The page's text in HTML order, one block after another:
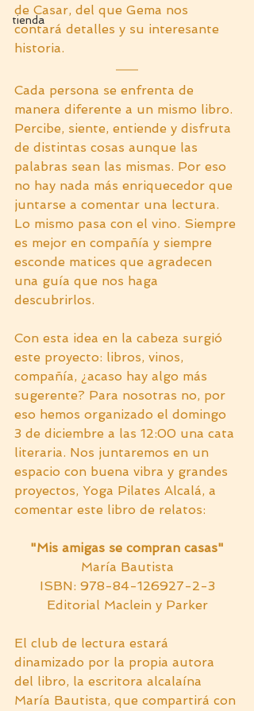
tienda
de Casar, del que Gema nos
contará detalles y su interesante
historia.
Cada persona se enfrenta de
manera diferente a un mismo libro.
Percibe, siente, entiende y disfruta
de distintas cosas aunque las
palabras sean las mismas. Por eso
no hay nada más enriquecedor que
juntarse a comentar una lectura.
Lo mismo pasa con el vino. Siempre
es mejor en compañía y siempre
esconde matices que agradecen
una guía que nos haga
descubrirlos.
Con esta idea en la cabeza surgió
este proyecto: libros, vinos,
compañía, ¿acaso hay algo más
sugerente? Para nosotras no, por
eso hemos organizado el domingo
3 de diciembre a las 12:00 una cata
literaria. Nos juntaremos en un
espacio con buena vibra y grandes
proyectos, Yoga Pilates Alcalá, a
comentar este libro de relatos:
"Mis amigas se compran casas"
María Bautista
ISBN: 978-84-126927-2-3
Editorial Maclein y Parker
El club de lectura estará
dinamizado por la propia autora
del libro, la escritora alcalaína
María Bautista, que compartirá con